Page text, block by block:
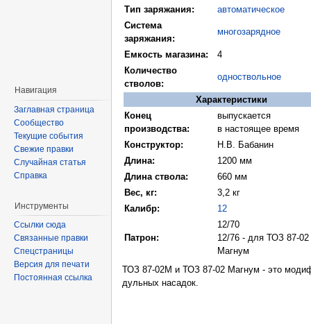
Тип заряжания:
автоматическое
Система
заряжания:
многозарядное
Емкость магазина:
4
Количество
стволов:
одноствольное
Характеристики
Конец
производства:
выпускается
в настоящее время
Конструктор:
Н.В. Бабанин
Длина:
1200 мм
Длина ствола:
660 мм
Вес, кг:
3,2 кг
Калибр:
12
Патрон:
12/70
12/76 - для ТОЗ 87-02
Магнум
ТОЗ 87-02М и ТОЗ 87-02 Магнум - это
дульных насадок.
Навигация
Заглавная страница
Сообщество
Текущие события
Свежие правки
Случайная статья
Справка
Инструменты
Ссылки сюда
Связанные правки
Спецстраницы
Версия для печати
Постоянная ссылка